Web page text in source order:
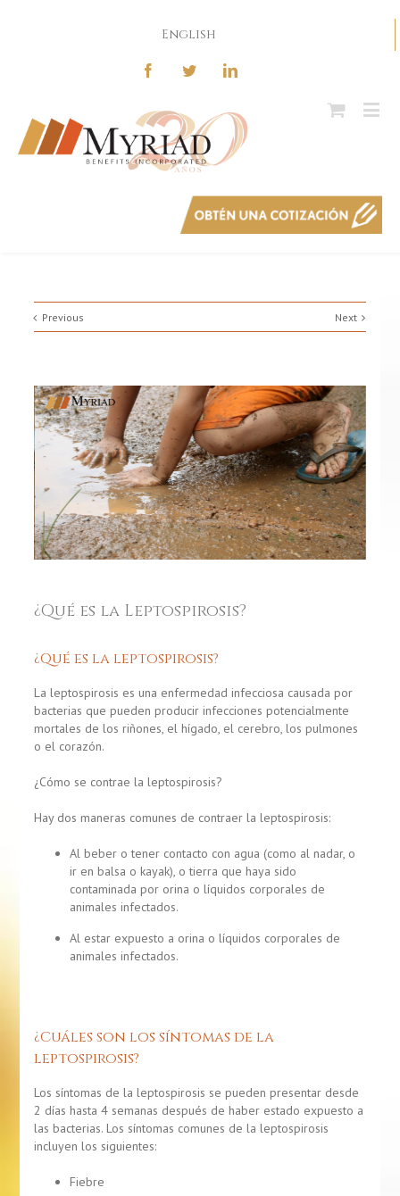
English
Previous Next
¿Qué es la Leptospirosis?
¿Qué es la leptospirosis?
La leptospirosis es una enfermedad infecciosa causada por
bacterias que pueden producir infecciones potencialmente
mortales de los riñones, el hígado, el cerebro, los pulmones
o el corazón.
¿Cómo se contrae la leptospirosis?
Hay dos maneras comunes de contraer la leptospirosis:
Al beber o tener contacto con agua (como al nadar, o
ir en balsa o kayak), o tierra que haya sido
contaminada por orina o líquidos corporales de
animales infectados.
Al estar expuesto a orina o líquidos corporales de
animales infectados.
¿Cuáles son los síntomas de la
leptospirosis?
Los síntomas de la leptospirosis se pueden presentar desde
2 días hasta 4 semanas después de haber estado expuesto a
las bacterias. Los síntomas comunes de la leptospirosis
incluyen los siguientes:
Fiebre